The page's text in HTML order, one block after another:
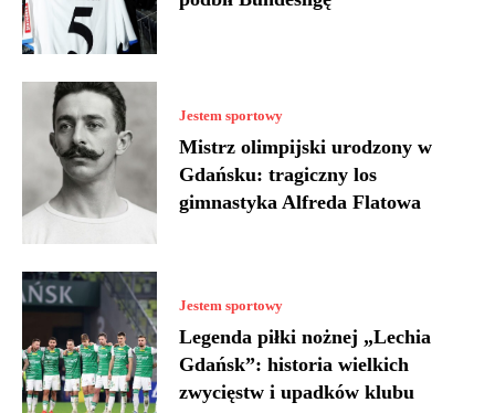
Jestem sportowy
Mistrz olimpijski urodzony w
Gdańsku: tragiczny los
gimnastyka Alfreda Flatowa
Jestem sportowy
Legenda piłki nożnej „Lechia
Gdańsk”: historia wielkich
zwycięstw i upadków klubu